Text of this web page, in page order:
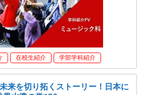
在校生紹介 学部学科紹介
来を切り拓くストーリー！日本に